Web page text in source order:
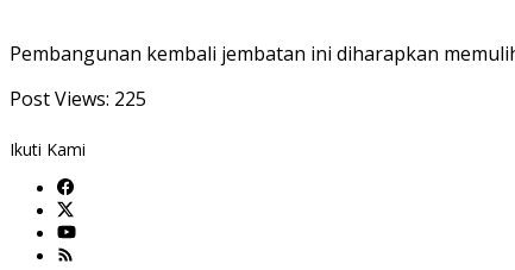
Pembangunan kembali jembatan ini diharapkan
Post Views: 225
Ikuti Kami